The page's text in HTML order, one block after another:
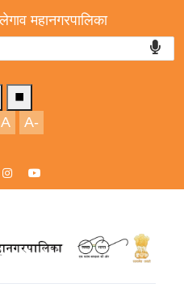
महानगरपालिका
⏹️
A A-